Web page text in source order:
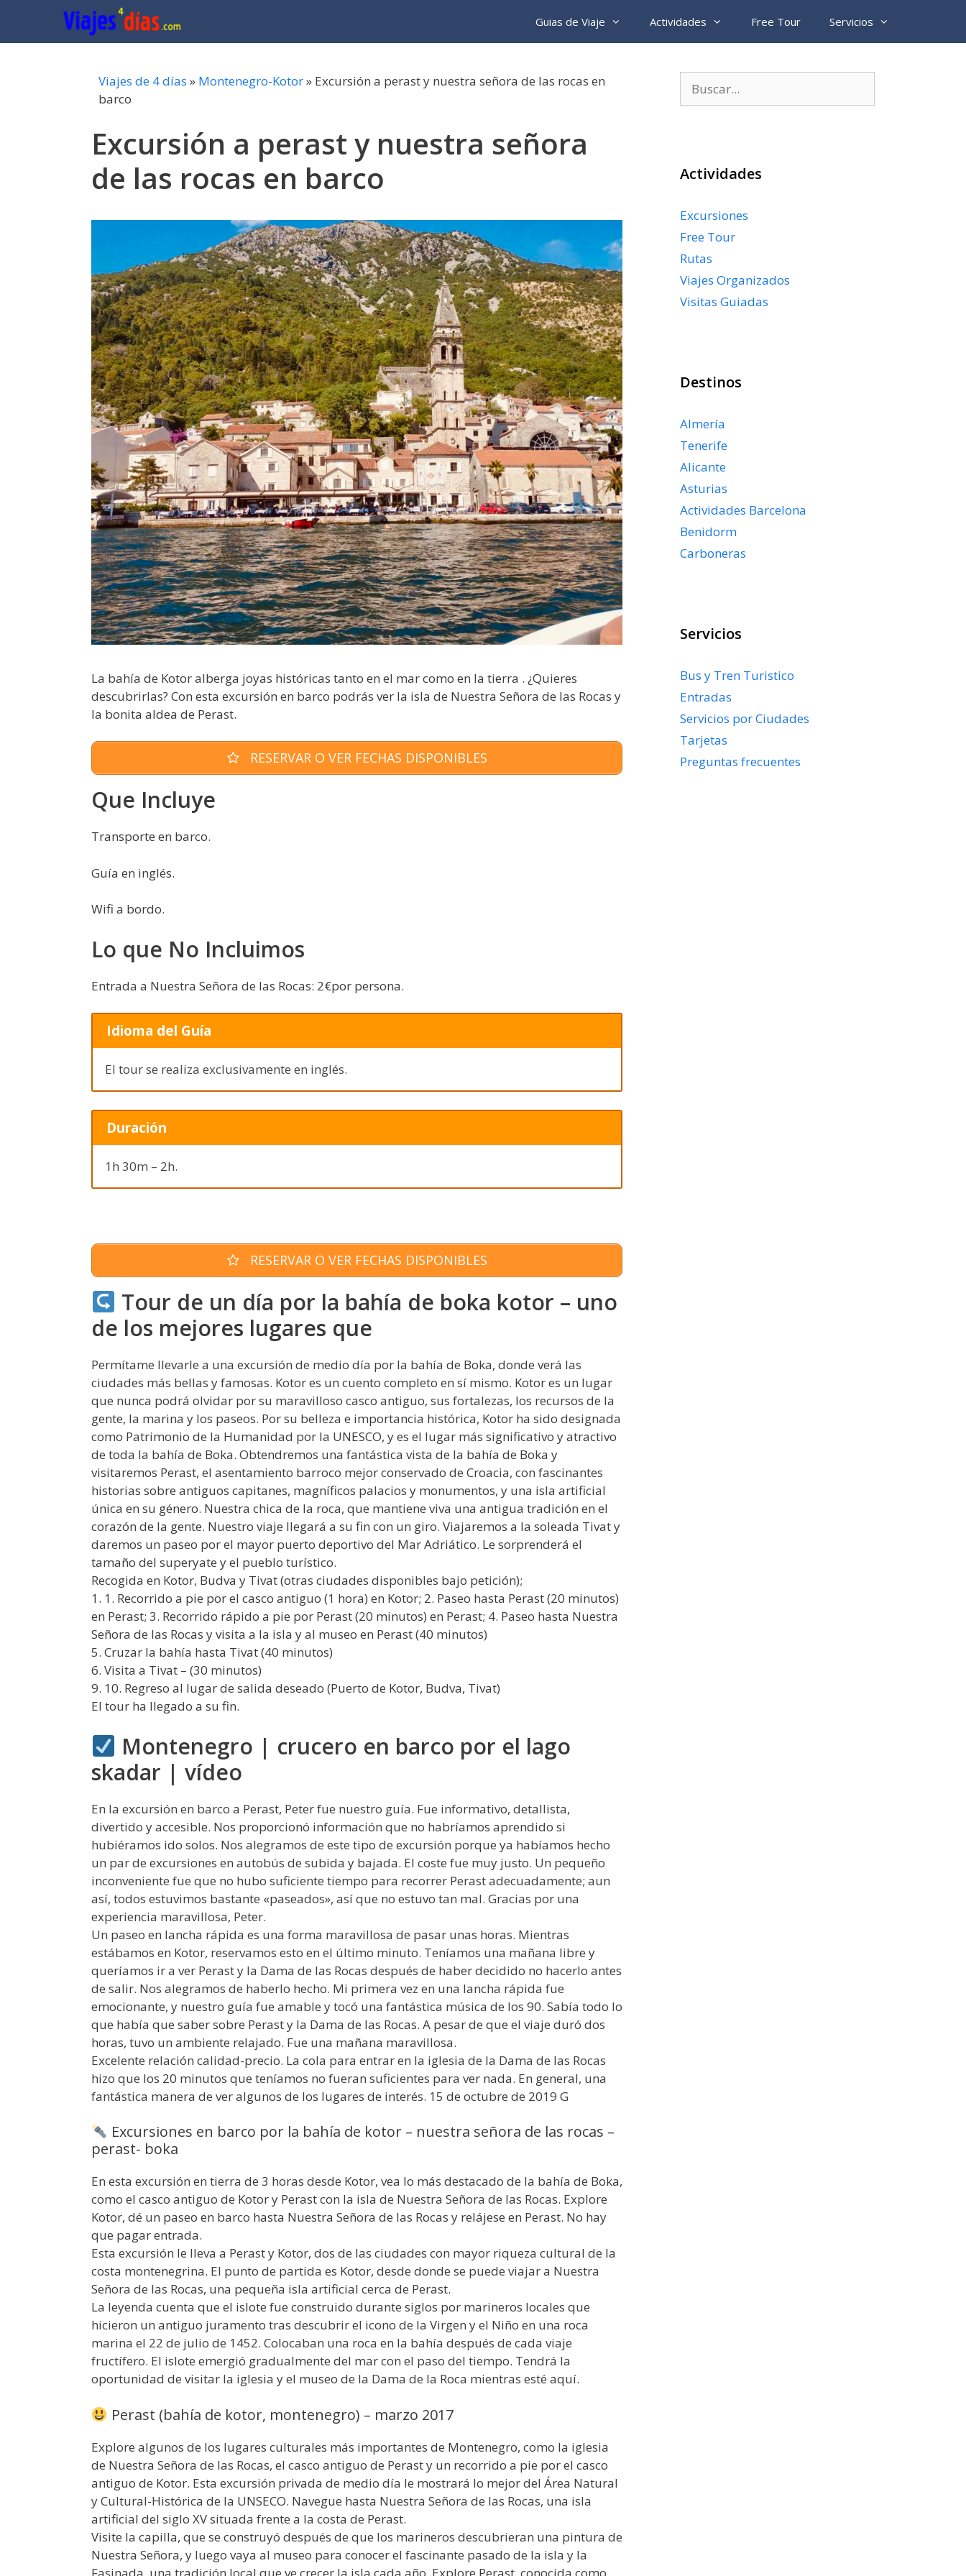
contenido
Guias de Viaje Actividades Free Tour Servicios
Viajes de 4 días » Montenegro-Kotor» Excursión a perast y nuestra señora de las rocas en
barco
Excursión a perast y nuestra señora
de las rocas en barco
La bahía de Kotor alberga joyas históricas tanto en el mar como en la tierra . ¿Quieres
descubrirlas? Con esta excursión en barco podrás ver la isla de Nuestra Señora de las Rocas y
la bonita aldea de Perast.
RESERVAR O VER FECHAS DISPONIBLES
Que Incluye
Transporte en barco.
Guía en inglés.
Wifi a bordo.
Lo que No Incluimos
Entrada a Nuestra Señora de las Rocas: 2€por persona.
Idioma del Guía
El tour se realiza exclusivamente en inglés.
Duración
1h 30m – 2h.
RESERVAR O VER FECHAS DISPONIBLES
Tour de un día por la bahía de boka kotor – uno
de los mejores lugares que
Permítame llevarle a una excursión de medio día por la bahía de Boka, donde verá las
ciudades más bellas y famosas. Kotor es un cuento completo en sí mismo. Kotor es un lugar
que nunca podrá olvidar por su maravilloso casco antiguo, sus fortalezas, los recursos de la
gente, la marina y los paseos. Por su belleza e importancia histórica, Kotor ha sido designada
como Patrimonio de la Humanidad por la UNESCO, y es el lugar más significativo y atractivo
de toda la bahía de Boka. Obtendremos una fantástica vista de la bahía de Boka y
visitaremos Perast, el asentamiento barroco mejor conservado de Croacia, con fascinantes
historias sobre antiguos capitanes, magníficos palacios y monumentos, y una isla artificial
única en su género. Nuestra chica de la roca, que mantiene viva una antigua tradición en el
corazón de la gente. Nuestro viaje llegará a su fin con un giro. Viajaremos a la soleada Tivat y
daremos un paseo por el mayor puerto deportivo del Mar Adriático. Le sorprenderá el
tamaño del superyate y el pueblo turístico.
Recogida en Kotor, Budva y Tivat (otras ciudades disponibles bajo petición);
1. 1. Recorrido a pie por el casco antiguo (1 hora) en Kotor; 2. Paseo hasta Perast (20 minutos)
en Perast; 3. Recorrido rápido a pie por Perast (20 minutos) en Perast; 4. Paseo hasta Nuestra
Señora de las Rocas y visita a la isla y al museo en Perast (40 minutos)
5. Cruzar la bahía hasta Tivat (40 minutos)
6. Visita a Tivat – (30 minutos)
9. 10. Regreso al lugar de salida deseado (Puerto de Kotor, Budva, Tivat)
El tour ha llegado a su fin.
Montenegro | crucero en barco por el lago
skadar | vídeo
En la excursión en barco a Perast, Peter fue nuestro guía. Fue informativo, detallista,
divertido y accesible. Nos proporcionó información que no habríamos aprendido si
hubiéramos ido solos. Nos alegramos de este tipo de excursión porque ya habíamos hecho
un par de excursiones en autobús de subida y bajada. El coste fue muy justo. Un pequeño
inconveniente fue que no hubo suficiente tiempo para recorrer Perast adecuadamente; aun
así, todos estuvimos bastante «paseados», así que no estuvo tan mal. Gracias por una
experiencia maravillosa, Peter.
Un paseo en lancha rápida es una forma maravillosa de pasar unas horas. Mientras
estábamos en Kotor, reservamos esto en el último minuto. Teníamos una mañana libre y
queríamos ir a ver Perast y la Dama de las Rocas después de haber decidido no hacerlo antes
de salir. Nos alegramos de haberlo hecho. Mi primera vez en una lancha rápida fue
emocionante, y nuestro guía fue amable y tocó una fantástica música de los 90. Sabía todo lo
que había que saber sobre Perast y la Dama de las Rocas. A pesar de que el viaje duró dos
horas, tuvo un ambiente relajado. Fue una mañana maravillosa.
Excelente relación calidad-precio. La cola para entrar en la iglesia de la Dama de las Rocas
hizo que los 20 minutos que teníamos no fueran suficientes para ver nada. En general, una
fantástica manera de ver algunos de los lugares de interés. 15 de octubre de 2019 G
Excursiones en barco por la bahía de kotor – nuestra señora de las rocas –
perast- boka
En esta excursión en tierra de 3 horas desde Kotor, vea lo más destacado de la bahía de Boka,
como el casco antiguo de Kotor y Perast con la isla de Nuestra Señora de las Rocas. Explore
Kotor, dé un paseo en barco hasta Nuestra Señora de las Rocas y relájese en Perast. No hay
que pagar entrada.
Esta excursión le lleva a Perast y Kotor, dos de las ciudades con mayor riqueza cultural de la
costa montenegrina. El punto de partida es Kotor, desde donde se puede viajar a Nuestra
Señora de las Rocas, una pequeña isla artificial cerca de Perast.
La leyenda cuenta que el islote fue construido durante siglos por marineros locales que
hicieron un antiguo juramento tras descubrir el icono de la Virgen y el Niño en una roca
marina el 22 de julio de 1452. Colocaban una roca en la bahía después de cada viaje
fructífero. El islote emergió gradualmente del mar con el paso del tiempo. Tendrá la
oportunidad de visitar la iglesia y el museo de la Dama de la Roca mientras esté aquí.
Perast (bahía de kotor, montenegro) – marzo 2017
Explore algunos de los lugares culturales más importantes de Montenegro, como la iglesia
de Nuestra Señora de las Rocas, el casco antiguo de Perast y un recorrido a pie por el casco
antiguo de Kotor. Esta excursión privada de medio día le mostrará lo mejor del Área Natural
y Cultural-Histórica de la UNSECO. Navegue hasta Nuestra Señora de las Rocas, una isla
artificial del siglo XV situada frente a la costa de Perast.
Visite la capilla, que se construyó después de que los marineros descubrieran una pintura de
Nuestra Señora, y luego vaya al museo para conocer el fascinante pasado de la isla y la
Fasinada, una tradición local que ve crecer la isla cada año. Explore Perast, conocida como
Actividades
Excursiones
Free Tour
Rutas
Viajes Organizados
Visitas Guiadas
Destinos
Almería
Tenerife
Alicante
Asturias
Actividades Barcelona
Benidorm
Carboneras
Servicios
Bus y Tren Turistico
Entradas
Servicios por Ciudades
Tarjetas
Preguntas frecuentes